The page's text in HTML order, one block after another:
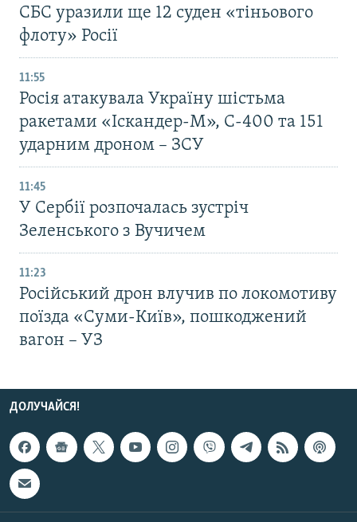
СБС уразили ще 12 суден «тіньового
флоту» Росії
11:55
Росія атакувала Україну шістьма
ракетами «Іскандер-М», С-400 та 151
ударним дроном – ЗСУ
11:45
У Сербії розпочалась зустріч
Зеленського з Вучичем
11:23
Російський дрон влучив по локомотиву
поїзда «Суми-Київ», пошкоджений
вагон – УЗ
ДОЛУЧАЙСЯ!